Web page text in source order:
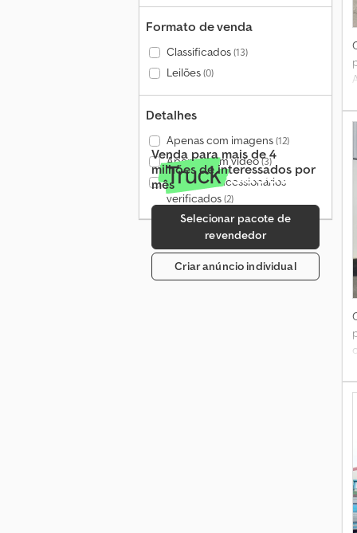
Formato de venda
Classificados(13)
Leilões(0)
Detalhes
Apenas com imagens(12)
Apenas com vídeo(3)
Apenas concessionários
verificados(2)
Venda para mais de 4
milhões de interessados por
mês
Selecionar pacote de
revendedor
Criar anúncio individual